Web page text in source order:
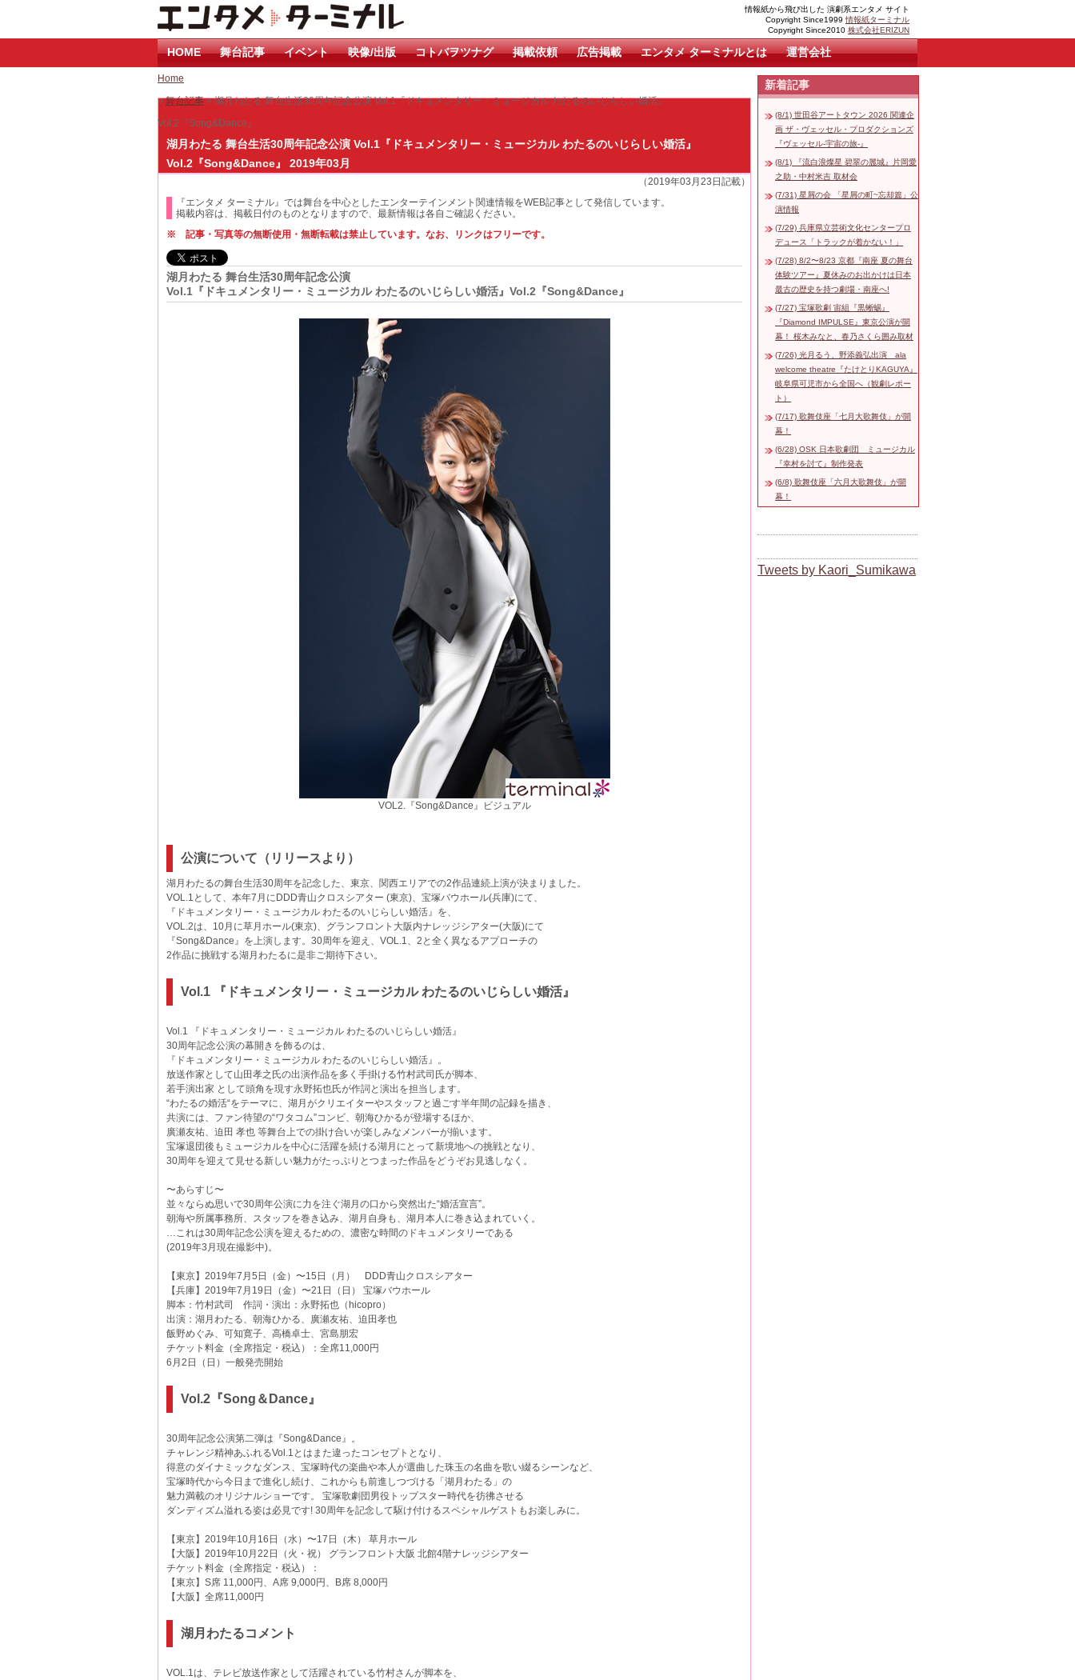
情報紙から飛び出した 演劇系エンタメ サイト
Copyright Since1999 情報紙ターミナル
Copyright Since2010 株式会社ERIZUN
HOME 舞台記事 イベント 映像/出版 コトバヲツナグ 掲載依頼 広告掲載 エンタメ ターミナルとは 運営会社
Home
»舞台記事» 湖月わたる 舞台生活30周年記念公演 Vol.1『ドキュメンタリー・ミュージカル わたるのいじらしい婚活』
Vol.2『Song&Dance』
湖月わたる 舞台生活30周年記念公演 Vol.1『ドキュメンタリー・ミュージカル わたるのいじらしい婚活』
Vol.2『Song&Dance』 2019年03月
（2019年03月23日記載）
『エンタメ ターミナル』では舞台を中心としたエンターテインメント関連情報をWEB記事として発信しています。
掲載内容は、掲載日付のものとなりますので、最新情報は各自ご確認ください。
※ 記事・写真等の無断使用・無断転載は禁止しています。なお、リンクはフリーです。
湖月わたる 舞台生活30周年記念公演
Vol.1『ドキュメンタリー・ミュージカル わたるのいじらしい婚活』Vol.2『Song&Dance』
VOL2.『Song&Dance』ビジュアル
公演について（リリースより）
湖月わたるの舞台生活30周年を記念した、東京、関西エリアでの2作品連続上演が決まりました。
VOL.1として、本年7月にDDD青山クロスシアター (東京)、宝塚バウホール(兵庫)にて、
『ドキュメンタリー・ミュージカル わたるのいじらしい婚活』を、
VOL.2は、10月に草月ホール(東京)、グランフロント大阪内ナレッジシアター(大阪)にて
『Song&Dance』を上演します。30周年を迎え、VOL.1、2と全く異なるアプローチの
2作品に挑戦する湖月わたるに是非ご期待下さい。
Vol.1 『ドキュメンタリー・ミュージカル わたるのいじらしい婚活』
Vol.1 『ドキュメンタリー・ミュージカル わたるのいじらしい婚活』
30周年記念公演の幕開きを飾るのは、
『ドキュメンタリー・ミュージカル わたるのいじらしい婚活』。
放送作家として山田孝之氏の出演作品を多く手掛ける竹村武司氏が脚本、
若手演出家 として頭角を現す永野拓也氏が作詞と演出を担当します。
“わたるの婚活“をテーマに、湖月がクリエイターやスタッフと過ごす半年間の記録を描き、
共演には、ファン待望の“ワタコム”コンビ、朝海ひかるが登場するほか、
廣瀬友祐、迫田 孝也 等舞台上での掛け合いが楽しみなメンバーが揃います。
宝塚退団後もミュージカルを中心に活躍を続ける湖月にとって新境地への挑戦となり、
30周年を迎えて見せる新しい魅力がたっぷりとつまった作品をどうぞお見逃しなく。
〜あらすじ〜
並々ならぬ思いで30周年公演に力を注ぐ湖月の口から突然出た“婚活宣言”。
朝海や所属事務所、スタッフを巻き込み、湖月自身も、湖月本人に巻き込まれていく。
…これは30周年記念公演を迎えるための、濃密な時間のドキュメンタリーである
(2019年3月現在撮影中)。
【東京】2019年7月5日（金）〜15日（月） DDD青山クロスシアター
【兵庫】2019年7月19日（金）〜21日（日） 宝塚バウホール
脚本：竹村武司 作詞・演出：永野拓也（hicopro）
出演：湖月わたる、朝海ひかる、廣瀬友祐、迫田孝也
飯野めぐみ、可知寛子、高橋卓士、宮島朋宏
チケット料金（全席指定・税込）：全席11,000円
6月2日（日）一般発売開始
Vol.2『Song＆Dance』
30周年記念公演第二弾は『Song&Dance』。
チャレンジ精神あふれるVol.1とはまた違ったコンセプトとなり、
得意のダイナミックなダンス、宝塚時代の楽曲や本人が選曲した珠玉の名曲を歌い綴るシーンなど、
宝塚時代から今日まで進化し続け、これからも前進しつづける「湖月わたる」の
魅力満載のオリジナルショーです。 宝塚歌劇団男役トップスター時代を彷彿させる
ダンディズム溢れる姿は必見です! 30周年を記念して駆け付けるスペシャルゲストもお楽しみに。
【東京】2019年10月16日（水）〜17日（木） 草月ホール
【大阪】2019年10月22日（火・祝） グランフロント大阪 北館4階ナレッジシアター
チケット料金（全席指定・税込）：
【東京】S席 11,000円、A席 9,000円、B席 8,000円
【大阪】全席11,000円
湖月わたるコメント
VOL.1は、テレビ放送作家として活躍されている竹村さんが脚本を、
新着記事
(8/1) 世田谷アートタウン 2026 関連企
画 ザ・ヴェッセル・プロダクションズ
『ヴェッセル-宇宙の旅-』
(8/1) 『流白浪燦星 碧翠の麗城』片岡愛
之助・中村米吉 取材会
(7/31) 星屑の会 「星屑の町~忘却篇」公
演情報
(7/29) 兵庫県立芸術文化センタープロ
デュース「トラックが着かない！」
(7/28) 8/2〜8/23 京都『南座 夏の舞台
体験ツアー』夏休みのお出かけは日本
最古の歴史を持つ劇場・南座へ!
(7/27) 宝塚歌劇 宙組『黒蜥蜴』
『Diamond IMPULSE』東京公演が開
幕！ 桜木みなと、春乃さくら囲み取材
(7/26) 光月るう、野添義弘出演 ala
welcome theatre『たけとりKAGUYA』
岐阜県可児市から全国へ（観劇レポー
ト）
(7/17) 歌舞伎座「七月大歌舞伎」が開
幕！
(6/28) OSK 日本歌劇団 ミュージカル
『幸村を討て』制作発表
(6/8) 歌舞伎座「六月大歌舞伎」が開
幕！
Tweets by Kaori_Sumikawa